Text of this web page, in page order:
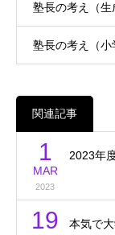
塾長の考え（
塾長の考え（
関連記事
1
MAR
2023
2023年
19 本気で